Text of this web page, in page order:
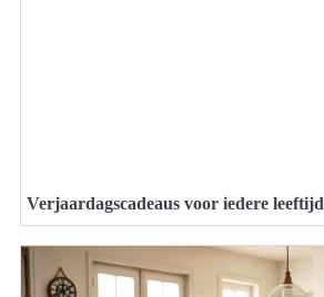
Verjaardagscadeaus voor iedere leeftijd